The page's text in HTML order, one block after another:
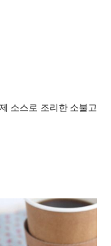
소스로 조리한 소불고